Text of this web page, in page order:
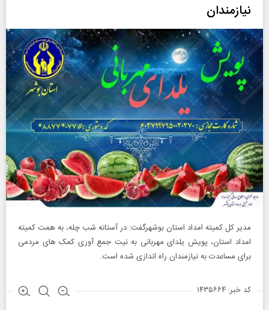
نیازمندان
مدیر کل کمیته امداد استان بوشهرگفت: در آستانه شب چله، به همت کمیته
امداد استان، پویش یلدای مهربانی به نیت جمع آوری کمک های مردمی
برای مساعدت به نیازمندان راه اندازی شده است.
کد خبر: ۱۴۳۵۶۶۴